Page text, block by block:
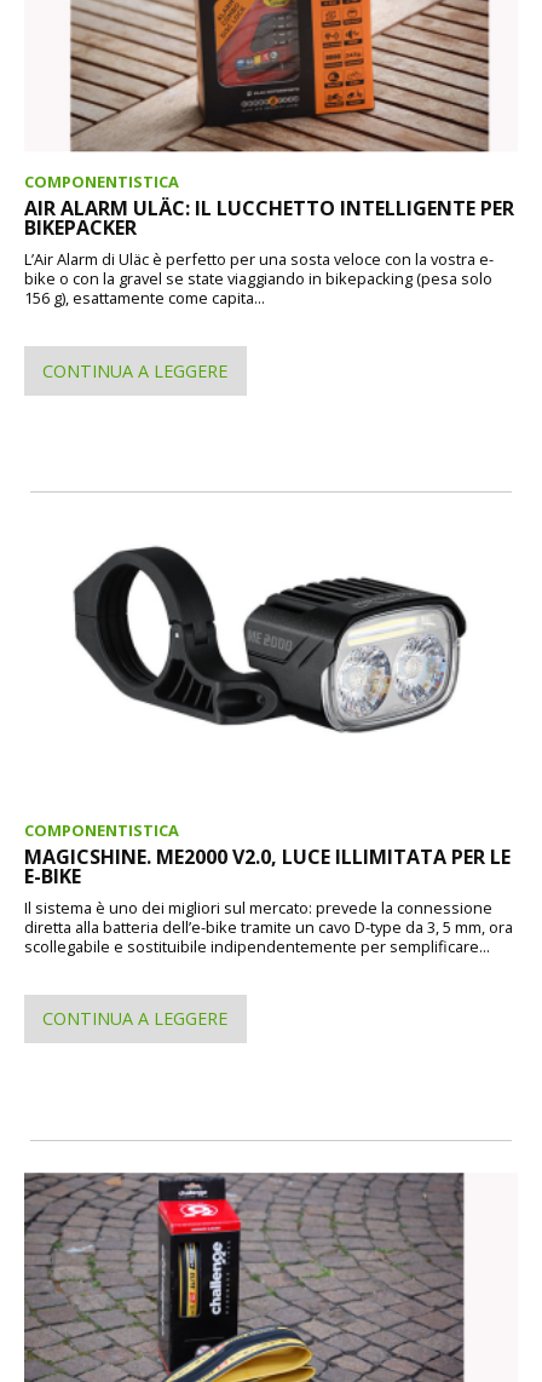
COMPONENTISTICA
AIR ALARM ULÄC: IL LUCCHETTO INTELLIGENTE PER
BIKEPACKER
L’Air Alarm di Uläc è perfetto per una sosta veloce con la vostra e-
bike o con la gravel se state viaggiando in bikepacking (pesa solo
156 g), esattamente come capita...
CONTINUA A LEGGERE
COMPONENTISTICA
MAGICSHINE. ME2000 V2.0, LUCE ILLIMITATA PER LE
E-BIKE
Il sistema è uno dei migliori sul mercato: prevede la connessione
diretta alla batteria dell’e-bike tramite un cavo D-type da 3, 5 mm, ora
scollegabile e sostituibile indipendentemente per semplificare...
CONTINUA A LEGGERE